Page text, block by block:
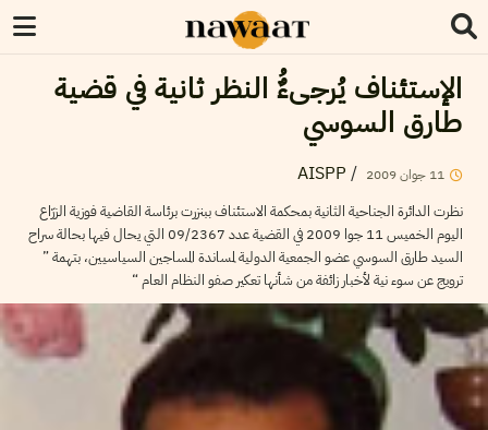
الإستئناف يُرجىءٌُ النظر ثانية في قضية
طارق السوسي
11 جوان2009
/
AISPP
نظرت الدائرة الجناحية الثانية بمحكمة الاستئناف ببنزرت برئاسة القاضية فوزية الزرّاع
اليوم الخميس 11 جوا 2009 في القضية عدد 09/2367 التي يحال فيها بحالة سراح
السيد طارق السوسي عضو الجمعية الدولية لمساندة المساجين السياسيين، بتهمة ”
ترويج عن سوء نية لأخبار زائفة من شأنها تعكير صفو النظام العام “